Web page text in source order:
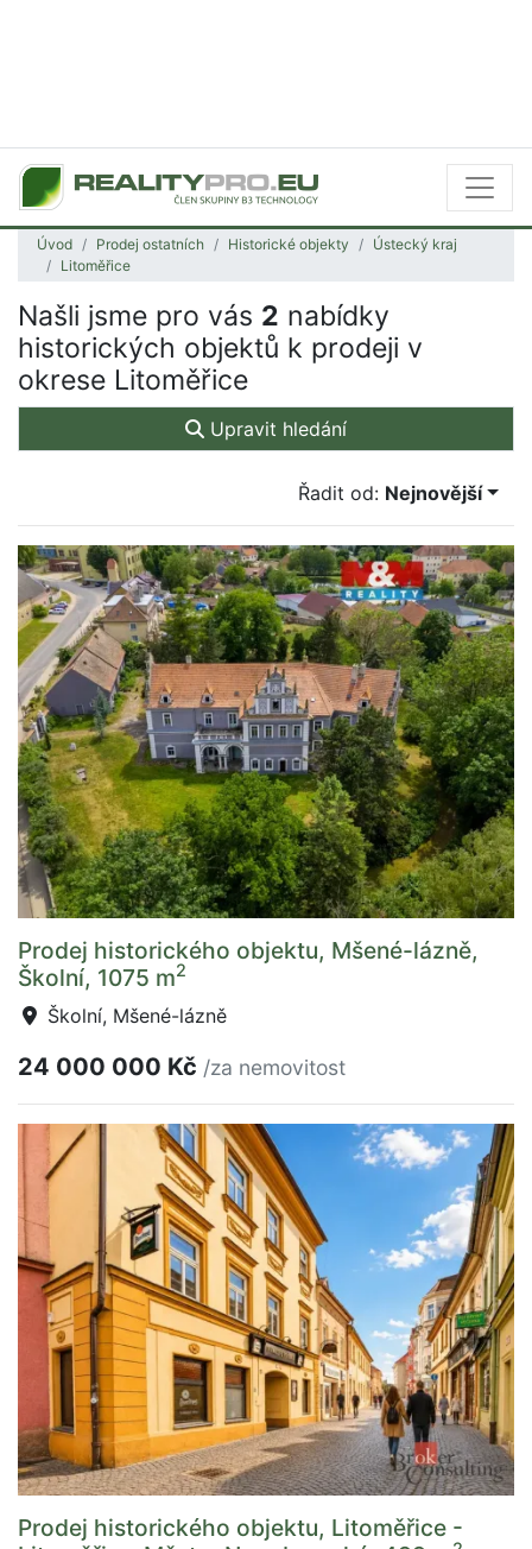
Úvod Prodej ostatních Historické objekty
Ústecký kraj
Litoměřice
Našli jsme pro vás 2 nabídky
historických objektů k prodeji v
okrese Litoměřice
Upravit hledání
Řadit od: Nejnovější
Prodej historického objektu, Mšené-lázně,
Školní, 1075 m2
Školní, Mšené-lázně
24 000 000 Kč /za nemovitost
Prodej historického objektu, Litoměřice -